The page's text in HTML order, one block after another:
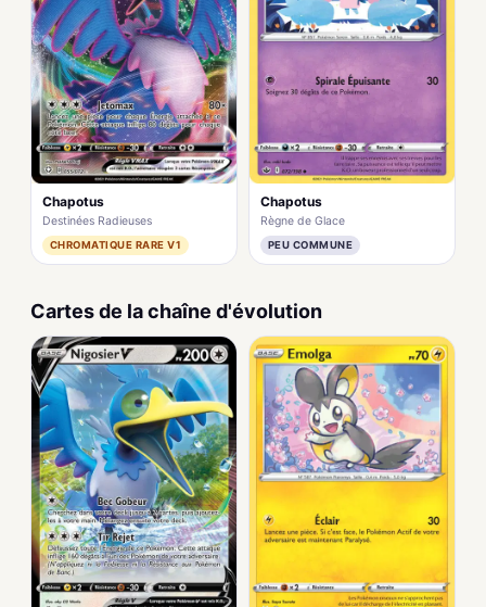
Chapotus
Destinées Radieuses
CHROMATIQUE RARE V1
Chapotus
Règne de Glace
PEU COMMUNE
Cartes de la chaîne d'évolution